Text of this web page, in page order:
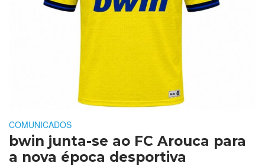
COMUNICADOS
bwin junta-se ao FC Arouca para
a nova época desportiva